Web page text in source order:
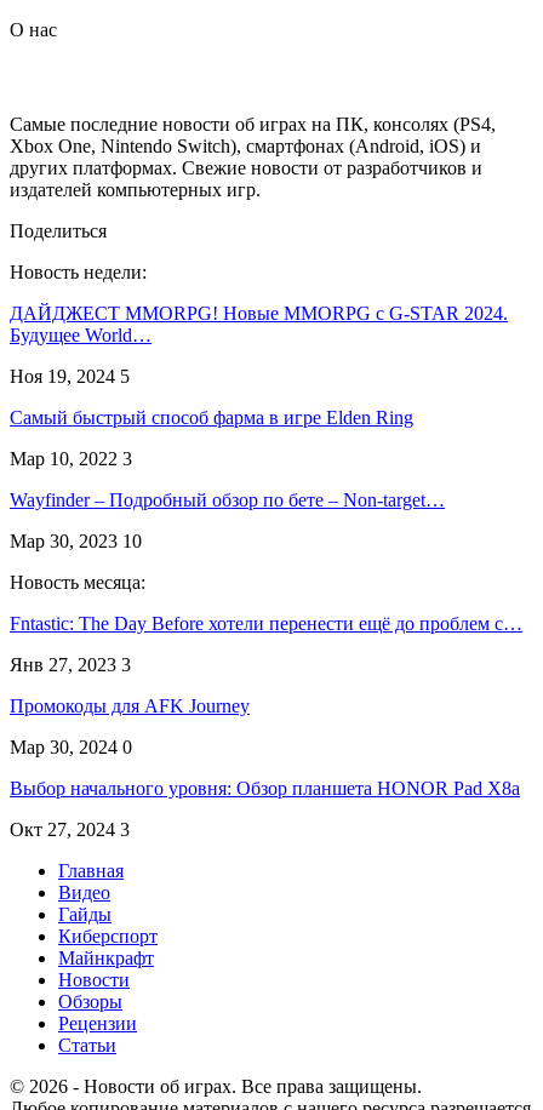
О нас
Самые последние новости об играх на ПК, консолях (PS4,
Xbox One, Nintendo Switch), смартфонах (Android, iOS) и
других платформах. Свежие новости от разработчиков и
издателей компьютерных игр.
Поделиться
Новость недели:
ДАЙДЖЕСТ MMORPG! Новые MMORPG с G-STAR 2024.
Будущее World…
Ноя 19, 2024 5
Самый быстрый способ фарма в игре Elden Ring
Мар 10, 2022 3
Wayfinder – Подробный обзор по бете – Non-target…
Мар 30, 2023 10
Новость месяца:
Fntastic: The Day Before хотели перенести ещё до проблем с…
Янв 27, 2023 3
Промокоды для AFK Journey
Мар 30, 2024 0
Выбор начального уровня: Обзор планшета HONOR Pad X8a
Окт 27, 2024 3
Главная
Видео
Гайды
Киберспорт
Майнкрафт
Новости
Обзоры
Рецензии
Статьи
© 2026 - Новости об играх. Все права защищены.